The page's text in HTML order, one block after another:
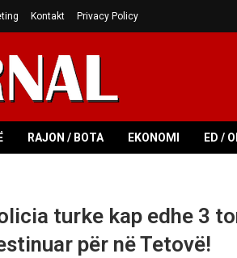
Kontakt Privacy Policy
RAJON / BOTA EKONOMI ED /
turke kap edhe 3
për në Tetovë!